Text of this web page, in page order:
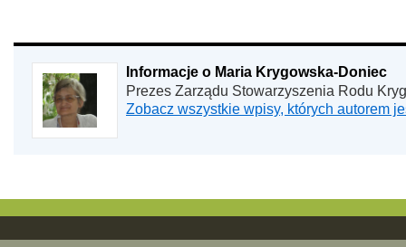
Informacje o Maria Krygowska-Doniec
Prezes Zarządu Stowarzyszenia Rodu
Zobacz wszystkie wpisy, których autorem